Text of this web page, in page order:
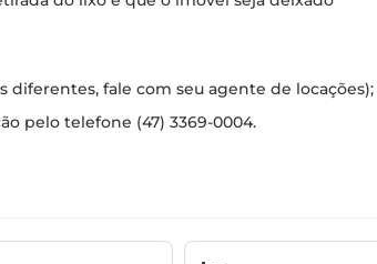
diferentes, fale com seu agente de locações);
pelo telefone (47) 3369-0004.